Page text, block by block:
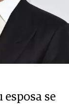
esposa se